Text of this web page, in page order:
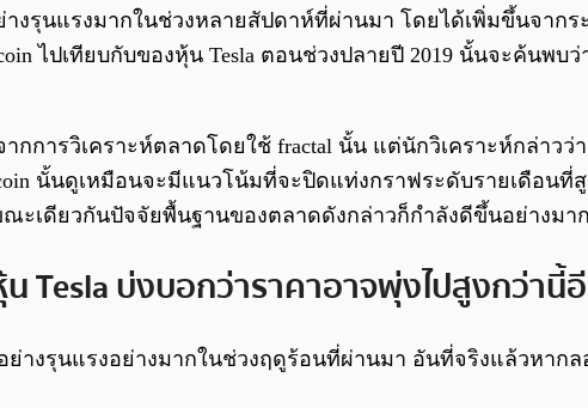
งรุนแรงมากในช่วงหลายสัปดาห์ที่ผ่านมา โดยได้เพิ่มขึ้นจากร
ไปเทียบกับของหุ้น Tesla ตอนช่วงปลายปี 2019 นั้นจะค้นพ
กการวิเคราะห์ตลาดโดยใช้ fractal นั้น แต่นักวิเคราะห์กล่าว
นั้นดูเหมือนจะมีแนวโน้มที่จะปิดแท่งกราฟระดับรายเดือนที่
ณะเดียวกันปัจจัยพื้นฐานของตลาดดังกล่าวก็กำลังดีขึ้นอย่างมา
Tesla บ่งบอกว่าราคาอาจพุ่งไปสูงกว่านี้
างรุนแรงอย่างมากในช่วงฤดูร้อนที่ผ่านมา อันที่จริงแล้วหา